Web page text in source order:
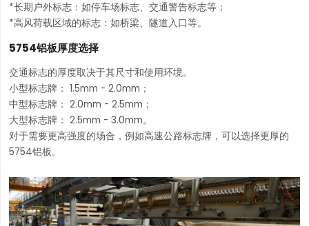
*长期户外标志：如停车场标志、交通警告标志等；
*高风荷载区域的标志：如桥梁、隧道入口等。
5754铝板厚度选择
交通标志的厚度取决于其尺寸和使用环境。
小型标志牌： 1.5mm - 2.0mm；
中型标志牌： 2.0mm - 2.5mm；
大型标志牌： 2.5mm - 3.0mm。
对于需要更高强度的场合，例如高速公路标志牌，可以选择更厚的
5754铝板。